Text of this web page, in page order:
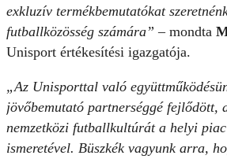
exkluzív termékbemutatókat
futballközösség számára”– mondta
Unisport értékesítési igazgatója.
„Az Unisporttal való
jövőbemutató partnerséggé fejlődött,
nemzetközi futballkultúrát a helyi
ismeretével. Büszkék vagyunk arra,